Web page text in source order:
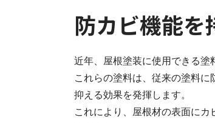
防カビ機能を
近年、屋根塗装に使用できる塗
これらの塗料は、従来の塗料
抑える効果を発揮します。
これにより、屋根材の表面に